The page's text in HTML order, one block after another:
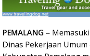
PEMALANG –
Dinas Pekerjaan Umum